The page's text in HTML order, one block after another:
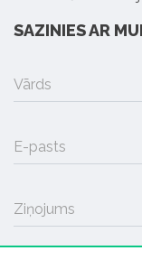
SAZINIES AR
Vārds
E-pasts
Ziņojums